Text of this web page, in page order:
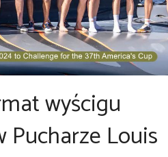
wyścigu
Pucharze Louis